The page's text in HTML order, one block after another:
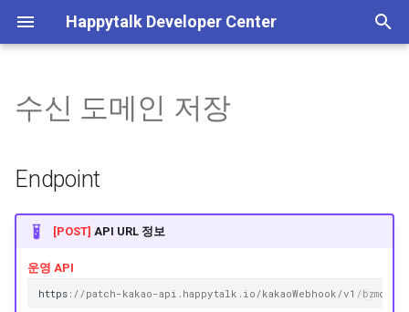
Happytalk Developer Center
화
템플릿 타입 전환 안내
챗봇 대화 내역 조회 API 종료
안내(~26/06/30)
기본 정보
상담
메시지 발신
상담 가능/불가 상담원 인
상담 정보 수신
API 실패 코드
기본 정보
고객 정보 관리
상담 내역 조회 상담방 번호 검색
고급 설정
계정&시스템 관리
채팅 전송 파일
상담원 자동 배정
JWT(토큰) 발급
채팅 활성화
채팅 비활성화
상담시간 조회
상담시간 저장
POST 방식 상담 연결
GET 방식 상담 연결
챗봇 대화 내역 조회
Endpoint
Introduce
Request (Json)
Header
Path Parameter
Plain 메시지 발송
Rich 메시지 발송
일반 종료
종료 후 봇 이벤트 실행
사용자 차단
사용자 차단 해제
이미지 업로드
기타 파일 업로드
비즈니스폼 업로드
기본 정보
Happytalk Embedded
상담하기
수신 도메인 저장
Endpoint
[POST] API URL 정보
운영 API
https : //patch-kakao-api.happytalk.io/kakaoWebhook/v1/bzmc/